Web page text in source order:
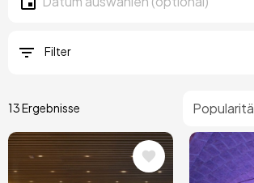
Datum auswählen
Filter
13 Ergebnisse
Bild Bild